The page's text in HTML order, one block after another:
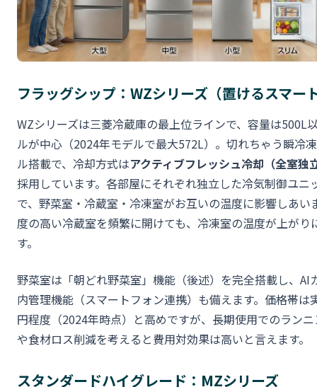
フラッグシップ：WZシリーズ（置けるスマー
WZシリーズは三菱冷蔵庫の最上位ラインで、容量は500L
ルが中心（2024年モデルで最大572L）。切れちゃう瞬冷
ル搭載で、冷却方式はアクティブフレッシュ冷却（全室独
採用しています。各部屋にそれぞれ独立した冷気制御ユニ
で、野菜室・冷蔵室・冷凍室がお互いの温度に影響しあい
度の高い冷蔵室を頻繁に開けても、冷凍室の温度が上がり
す。
野菜室は「朝どれ野菜室」機能（後述）を完全搭載し、AI
内管理機能（スマートフォン連携）も備えます。価格帯は
円程度（2024年時点）と高めですが、長期使用でのラン
や食材ロス削減を考えると費用対効果は高いと言えます。
スタンダードハイグレード：MZシリーズ